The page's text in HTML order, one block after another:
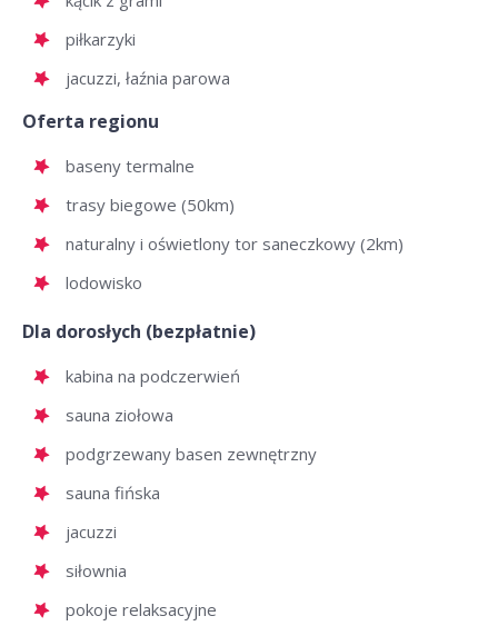
piłkarzyki
jacuzzi, łaźnia parowa
Oferta regionu
baseny termalne
trasy biegowe (50km)
naturalny i oświetlony tor saneczkowy (2km)
lodowisko
Dla dorosłych (bezpłatnie)
kabina na podczerwień
sauna ziołowa
podgrzewany basen zewnętrzny
sauna fińska
jacuzzi
siłownia
pokoje relaksacyjne